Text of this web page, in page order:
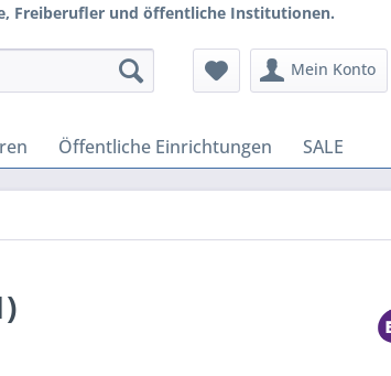
Freiberufler und öffentliche Institutionen.
Mein Konto
Öffentliche Einrichtungen SALE